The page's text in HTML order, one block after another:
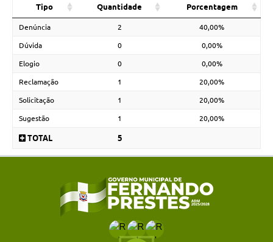
Tipo Quantidade Porcentagem
Denúncia 2 40,00%
Dúvida 0 0,00%
Elogio 0 0,00%
Reclamação 1 20,00%
Solicitação 1 20,00%
Sugestão 1 20,00%
TOTAL 5